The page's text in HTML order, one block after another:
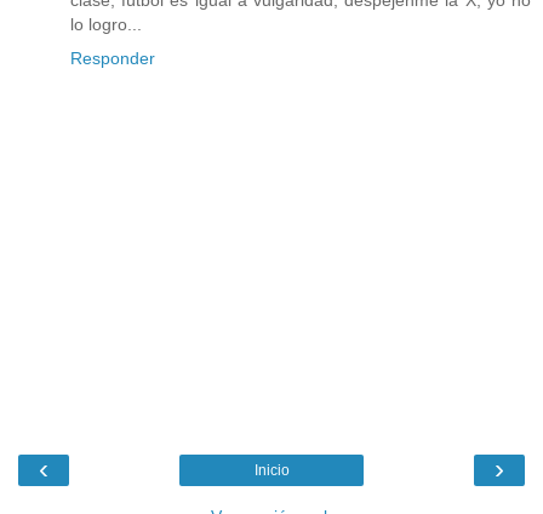
lo logro...
Responder
‹ ›
Inicio